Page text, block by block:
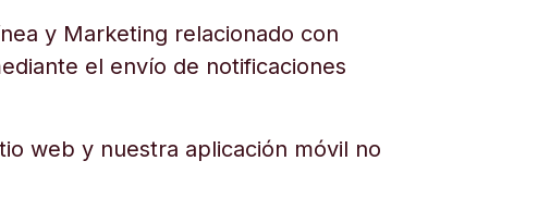
y Marketing relacionado con
el envío de notificaciones
web y nuestra aplicación móvil no